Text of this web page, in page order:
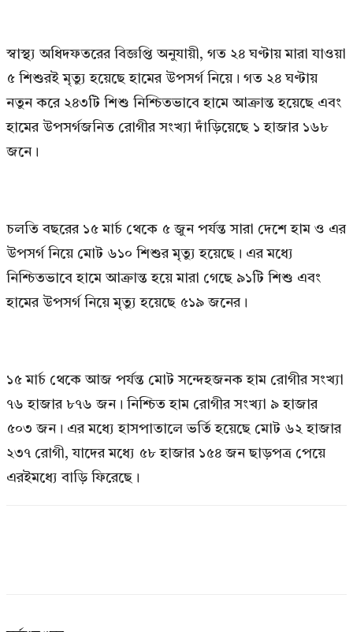
স্বাস্থ্য অধিদফতরের বিজ্ঞপ্তি অনুযায়ী, গত ২৪ ঘণ্টায় মারা যাওয়া
৫ শিশুরই মৃত্যু হয়েছে হামের উপসর্গ নিয়ে। গত ২৪ ঘণ্টায়
নতুন করে ২৪৩টি শিশু নিশ্চিতভাবে হামে আক্রান্ত হয়েছে এবং
হামের উপসর্গজনিত রোগীর সংখ্যা দাঁড়িয়েছে ১ হাজার ১৬৮
জনে।
চলতি বছরের ১৫ মার্চ থেকে ৫ জুন পর্যন্ত সারা দেশে হাম ও এর
উপসর্গ নিয়ে মোট ৬১০ শিশুর মৃত্যু হয়েছে। এর মধ্যে
নিশ্চিতভাবে হামে আক্রান্ত হয়ে মারা গেছে ৯১টি শিশু এবং
হামের উপসর্গ নিয়ে মৃত্যু হয়েছে ৫১৯ জনের।
১৫ মার্চ থেকে আজ পর্যন্ত মোট সন্দেহজনক হাম রোগীর সংখ্যা
৭৬ হাজার ৮৭৬ জন। নিশ্চিত হাম রোগীর সংখ্যা ৯ হাজার
৫০৩ জন। এর মধ্যে হাসপাতালে ভর্তি হয়েছে মোট ৬২ হাজার
২৩৭ রোগী, যাদের মধ্যে ৫৮ হাজার ১৫৪ জন ছাড়পত্র পেয়ে
এরইমধ্যে বাড়ি ফিরেছে।